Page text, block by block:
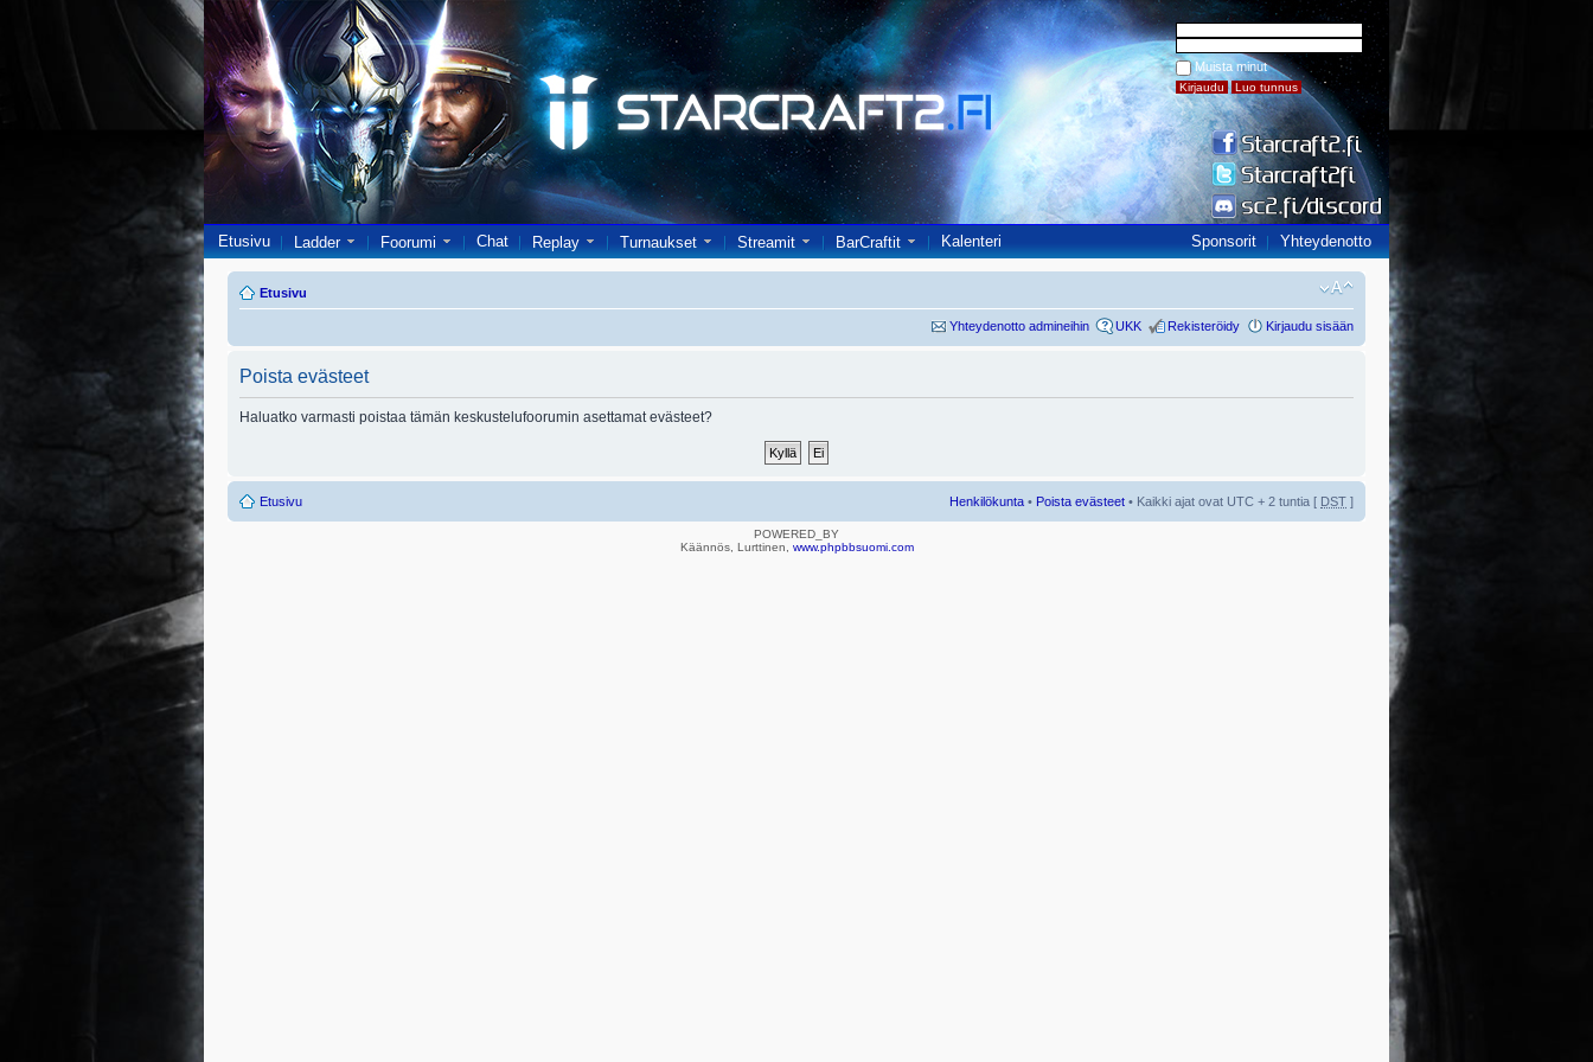
Muista minut
Etusivu Ladder Foorumi Chat Replay Turnaukset Streamit BarCraftit Kalenteri Sponsorit Yhteydenotto
Etusivu
Yhteydenotto admineihin UKK Rekisteröidy Kirjaudu sisään
Poista evästeet
Haluatko varmasti poistaa tämän keskustelufoorumin asettamat evästeet?
Etusivu Henkilökunta • Poista evästeet • Kaikki ajat ovat UTC + 2 tuntia [ DST ]
POWERED_BY
Käännös, Lurttinen, www.phpbbsuomi.com